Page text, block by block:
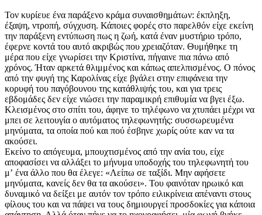
Τον κυρίευε ένα παράξενο κράμα συναισθημάτων: έκπληξη,
έξαψη, ντροπή, σύγχυση. Κάποιες φορές στο παρελθόν είχε εκείνη
την παράξενη εντύπωση πως η ζωή, κατά έναν μυστήριο τρόπο,
έφερνε κοντά του αυτό ακριβώς που χρειαζόταν. Θυμήθηκε τη
μέρα που είχε γνωρίσει την Κριστίνα, πήγαινε πια πάνω από
χρόνος. Ήταν αρκετά θλιμμένος και κάπως απελπισμένος. Ο πόνος
από την φυγή της Καρολίνας είχε βγάλει στην επιφάνεια την
κορυφή του παγόβουνου της κατάθλιψής του, και για τρεις
εβδομάδες δεν είχε νιώσει την παραμικρή επιθυμία να βγει έξω.
Κλεισμένος στο σπίτι του, άφηνε το τηλέφωνο να χτυπάει μέχρι να
μπει σε λειτουγία ο αυτόματος τηλεφωνητής: συσσωρευμένα
μηνύματα, τα οποία πού και πού έσβηνε χωρίς ούτε καν να τα
ακούσει.
Εκείνο το απόγευμα, μπουχτισμένος από την ανία του, είχε
αποφασίσει να αλλάξει το μήνυμα υποδοχής του τηλεφωνητή του
μʼ ένα άλλο που θα έλεγε: «Λείπω σε ταξίδι. Μην αφήσετε
μηνύματα, κανείς δεν θα τα ακούσει». Του φαινόταν ηρωικό και
δυναμικό να δείξει με αυτόν τον τρόπο ειλικρίνεια απέναντι στους
φίλους του και να πάψει να τους δημιουργεί προσδοκίες για κάποια